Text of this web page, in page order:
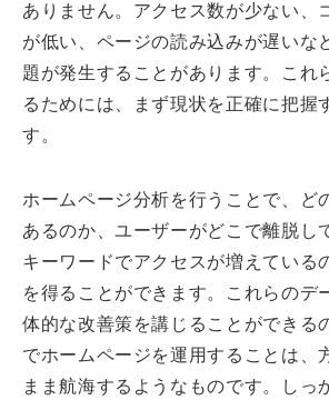
ありません。アクセス数が少ない、
が低い、ページの読み込みが遅いな
題が発生することがあります。これ
るためには、まず現状を正確に把握
す。
ホームページ分析を行うことで、ど
あるのか、ユーザーがどこで離脱し
キーワードでアクセスが増えている
を得ることができます。これらのデ
体的な改善策を講じることができる
でホームページを運用することは、
まま航海するようなものです。しっ